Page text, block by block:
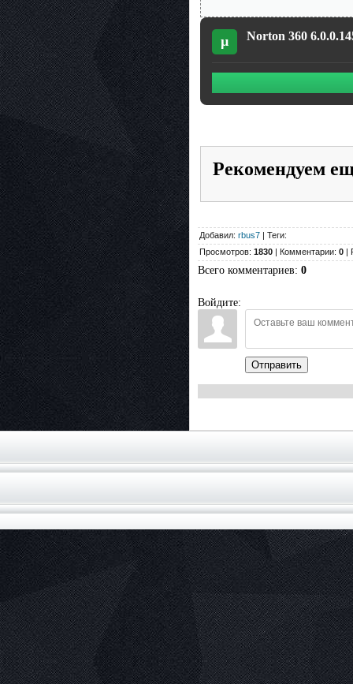
µ Norton 360
Рекомендуем
Добавил: rbus7 | Теги:
Просмотров: 1830 | Комментарии: 0 |
Всего комментариев: 0
Войдите:
Отправить